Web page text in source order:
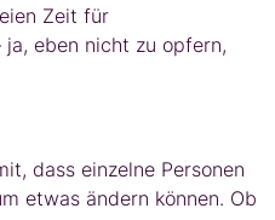
Zeit für
ja, eben nicht zu opfern,
dass einzelne Personen
etwas ändern können. Ob